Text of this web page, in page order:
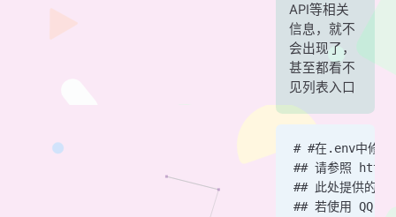
API等相关
信息，就不
会出现了，
甚至都看不
见列表入口
# #在.env中修
## 请参照
## 此处提供的服
## 若使用 QQ 音